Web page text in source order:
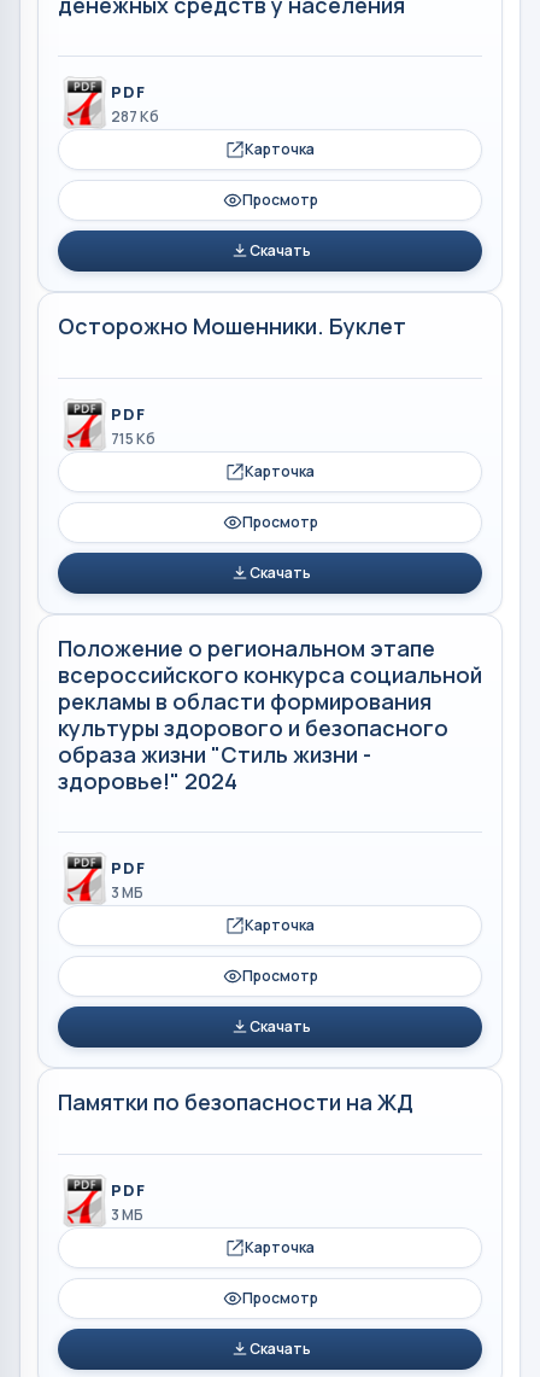
PDF
287 Кб
Карточка
Просмотр
Скачать
Осторожно Мошенники. Буклет
PDF
715 Кб
Карточка
Просмотр
Скачать
Положение о региональном этапе
всероссийского конкурса социальной
рекламы в области формирования
культуры здорового и безопасного
образа жизни "Стиль жизни -
здоровье!" 2024
PDF
3 МБ
Карточка
Просмотр
Скачать
Памятки по безопасности на ЖД
PDF
3 МБ
Карточка
Просмотр
Скачать